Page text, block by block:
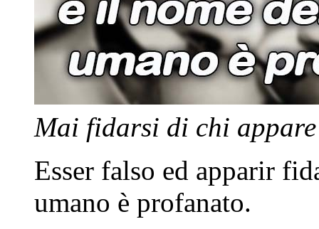
Mai fidarsi di chi appare
Esser falso ed apparir
umano è profanato.